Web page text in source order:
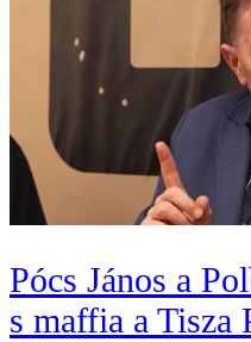
Pócs János a
s maffia a Tisza